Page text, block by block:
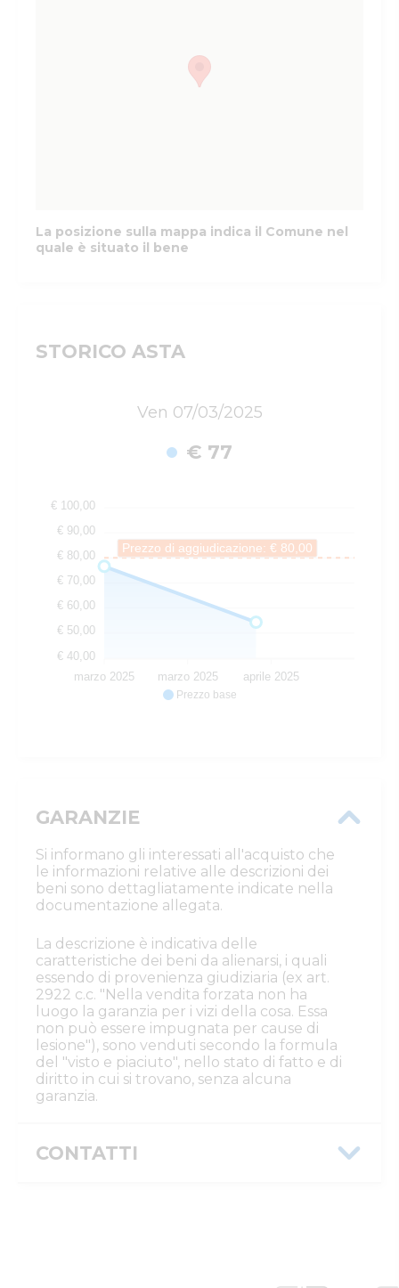
La posizione sulla mappa indica il Comune nel
quale è situato il bene
STORICO ASTA
Ven 07/03/2025
€ 77
Prezzo base
marzo 2025 marzo 2025 aprile 2025
Prezzo di aggiudicazione: € 80,00
€ 100,00
€ 90,00
€ 80,00
€ 70,00
€ 60,00
€ 50,00
€ 40,00
GARANZIE
Si informano gli interessati all'acquisto che
le informazioni relative alle descrizioni dei
beni sono dettagliatamente indicate nella
documentazione allegata.
La descrizione è indicativa delle
caratteristiche dei beni da alienarsi, i quali
essendo di provenienza giudiziaria (ex art.
2922 c.c. "Nella vendita forzata non ha
luogo la garanzia per i vizi della cosa. Essa
non può essere impugnata per cause di
lesione"), sono venduti secondo la formula
del "visto e piaciuto", nello stato di fatto e di
diritto in cui si trovano, senza alcuna
garanzia.
CONTATTI